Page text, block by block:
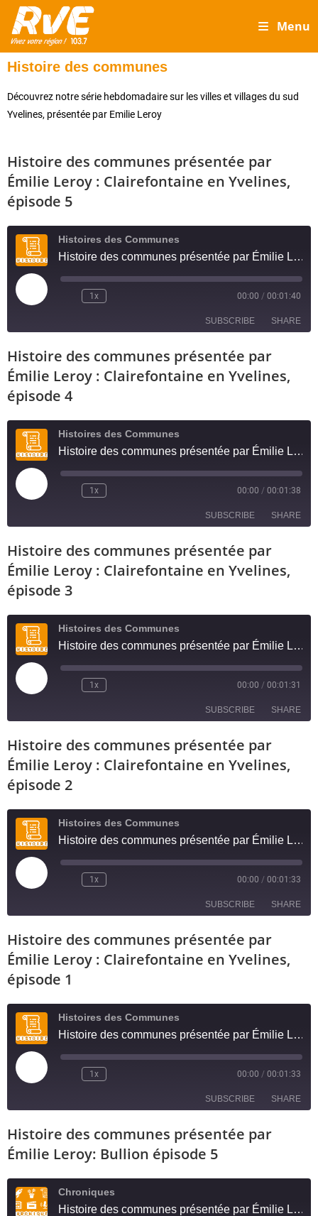
Menu
Histoire des communes
Découvrez notre série hebdomadaire sur les villes et villages du sud
Yvelines, présentée par Emilie Leroy
Histoire des communes présentée par
Émilie Leroy : Clairefontaine en Yvelines,
épisode 5
Histoires des Communes
Histoire des communes présentée par Émilie Leroy : Clairefontaine en Yvelines, épisode 5
1x 00:00 / 00:01:40
SUBSCRIBE SHARE
RSS FEED
SHARE
LINK
EMBED
Histoire des communes présentée par
Émilie Leroy : Clairefontaine en Yvelines,
épisode 4
Histoires des Communes
Histoire des communes présentée par Émilie Leroy : Clairefontaine en Yvelines, épisode 4
1x 00:00 / 00:01:38
SUBSCRIBE SHARE
RSS FEED
SHARE
LINK
EMBED
Histoire des communes présentée par
Émilie Leroy : Clairefontaine en Yvelines,
épisode 3
Histoires des Communes
Histoire des communes présentée par Émilie Leroy : Clairefontaine en Yvelines, épisode 3
1x 00:00 / 00:01:31
SUBSCRIBE SHARE
RSS FEED
SHARE
LINK
EMBED
Histoire des communes présentée par
Émilie Leroy : Clairefontaine en Yvelines,
épisode 2
Histoires des Communes
Histoire des communes présentée par Émilie Leroy : Clairefontaine en Yvelines, épisode 2
1x 00:00 / 00:01:33
SUBSCRIBE SHARE
RSS FEED
SHARE
LINK
EMBED
Histoire des communes présentée par
Émilie Leroy : Clairefontaine en Yvelines,
épisode 1
Histoires des Communes
Histoire des communes présentée par Émilie Leroy : Clairefontaine en Yvelines, épisode 1
1x 00:00 / 00:01:33
SUBSCRIBE SHARE
RSS FEED
SHARE
EMBED
Histoire des communes présentée par
Émilie Leroy: Bullion épisode 5
Chroniques
Histoire des communes présentée par Émilie Leroy: Bullion épisode 5